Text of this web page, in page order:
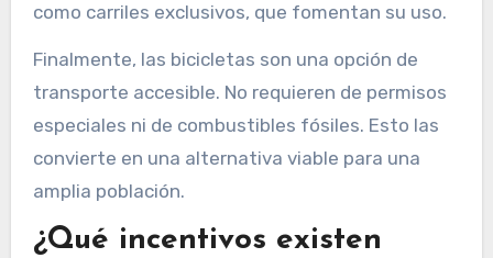
como carriles exclusivos, que fomentan su uso.
Finalmente, las bicicletas son una opción de
transporte accesible. No requieren de permisos
especiales ni de combustibles fósiles. Esto las
convierte en una alternativa viable para una
amplia población.
¿Qué incentivos existen